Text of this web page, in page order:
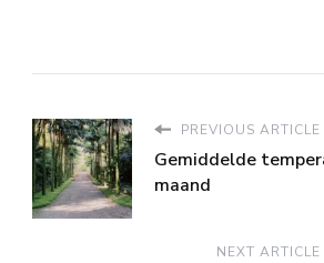
PREVIOUS ARTICLE
Gemiddelde
maand
NEXT ARTICLE